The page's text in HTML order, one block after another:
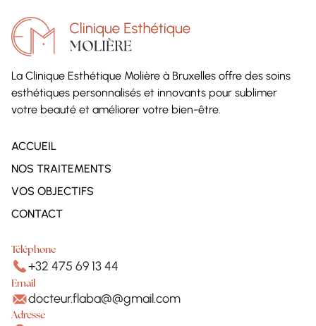
La Clinique Esthétique Molière à Bruxelles offre des soins
esthétiques personnalisés et innovants pour sublimer
votre beauté et améliorer votre bien-être.
ACCUEIL
NOS TRAITEMENTS
VOS OBJECTIFS
CONTACT
Téléphone
+32 475 69 13 44
Email
docteur.flaba@@gmail.com
Adresse